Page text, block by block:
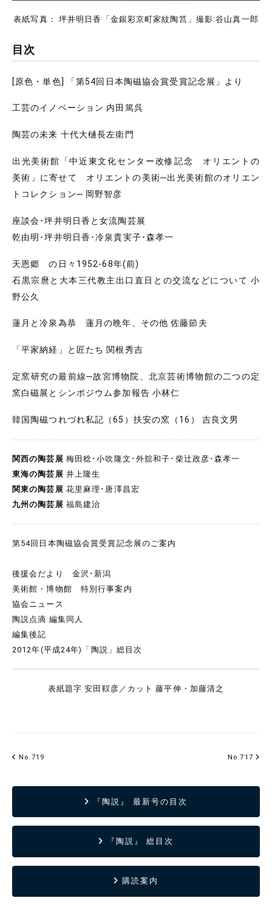
表紙写真： 坪井明日香「金銀彩京町家紋陶筥」撮影:谷山真一郎
目次
[原色・単色] 「第54回日本陶磁協会賞受賞記念展」より
工芸のイノベーション 内田篤呉
陶芸の未来 十代大樋長左衛門
出光美術館「中近東文化センター改修記念 オリエントの
美術」に寄せて オリエントの美術─出光美術館のオリエン
トコレクション─ 岡野智彦
座談会･坪井明日香と女流陶芸展
乾由明･坪井明日香･冷泉貴実子･森孝一
天恩郷 の日々1952-68年(前)
石黒宗麿と大本三代教主出口直日との交流などについて 小
野公久
蓮月と冷泉為恭 蓮月の晩年、その他 佐藤節夫
「平家納経」と匠たち 関根秀吉
定窯研究の最前線─故宮博物院、北京芸術博物館の二つの定
窯白磁展とシンポジウム参加報告 小林仁
韓国陶磁つれづれ私記（65）扶安の窯（16） 吉良文男
関西の陶芸展 梅田稔･小吹隆文･外舘和子･柴辻政彦･森孝一
東海の陶芸展 井上隆生
関東の陶芸展 花里麻理･唐澤昌宏
九州の陶芸展 福島建治
第54回日本陶磁協会賞受賞記念展のご案内
後援会だより 金沢･新潟
美術館・博物館 特別行事案内
協会ニュース
陶説点滴 編集同人
編集後記
2012年(平成24年)「陶説」総目次
表紙題字 安田靫彦／カット 藤平伸・加藤清之
No.719 No.717
『陶説』 最新号の目次
『陶説』 総目次
購読案内